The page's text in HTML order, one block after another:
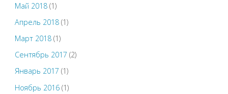
Май 2018(1)
Апрель 2018(1)
Март 2018(1)
Сентябрь 2017 (2)
Январь 2017 (1)
Ноябрь 2016(1)